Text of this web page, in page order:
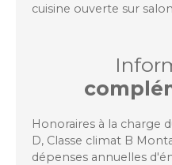
cuisine ouverte sur salon
Honoraires à la charge
D, Classe climat B
dépenses annuelles